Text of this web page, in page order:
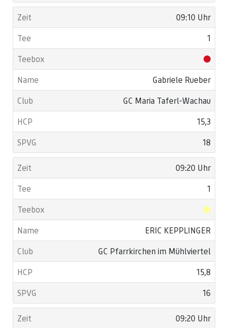
09:10 Uhr
1
Gabriele Rueber
GC Maria Taferl-Wachau
15,3
18
09:20 Uhr
1
ERIC KEPPLINGER
GC Pfarrkirchen im Mühlviertel
15,8
16
09:20 Uhr